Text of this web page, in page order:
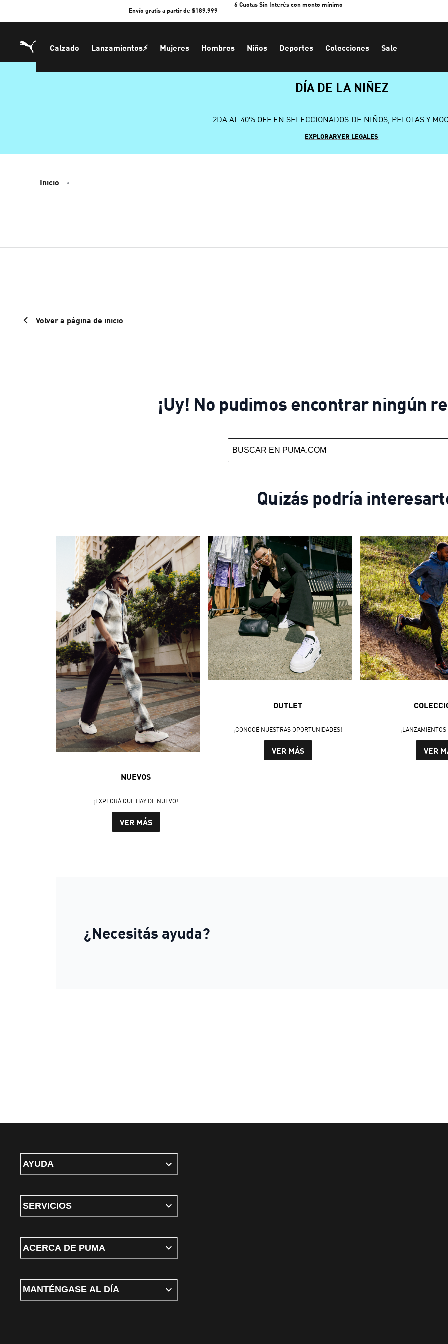
Envío gratis a partir de $189.999
6 Cuotas Sin Interés con monto mínimo
Calzado Lanzamientos⚡ Mujeres Hombres Niños Deportes Colecciones Sale
DÍA DE LA NIÑEZ
2DA AL 40% OFF EN SELECCIONADOS DE NIÑOS, PELOTAS Y
EXPLORARVER LEGALES
Inicio
Volver a página de inicio
¡Uy! No pudimos encontrar ningún
Quizás podría
NUEVOS
¡EXPLORÁ QUE HAY DE NUEVO!
VER MÁS
OUTLET
¡CONOCÉ NUESTRAS OPORTUNIDADES!
VER MÁS VER
¿Necesitás ayuda?
AYUDA
SERVICIOS
ACERCA DE PUMA
MANTÉNGASE AL DÍA